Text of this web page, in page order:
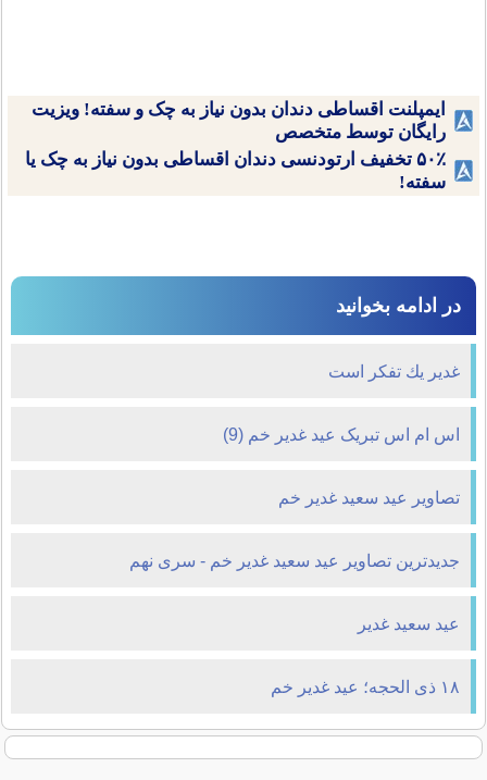
ایمپلنت اقساطی دندان بدون نیاز به چک و سفته! ویزیت
رایگان توسط متخصص
۵۰٪ تخفیف ارتودنسی دندان اقساطی بدون نیاز به چک یا
سفته!
در ادامه بخوانید
غدیر یك تفكر است
اس ام اس تبریک عید غدیر خم (9)
تصاویر عید سعید غدیر خم
جدیدترین تصاویر عید سعید غدیر خم - سری نهم
عید سعید غدیر
۱۸ ذی الحجه؛ عید غدیر خم